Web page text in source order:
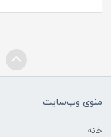
منوی وب‌سایت
خانه